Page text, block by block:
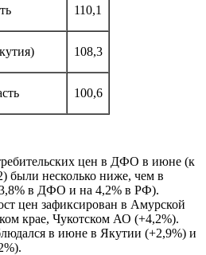
110,1
108,3
100,6
цен в ДФО в июне (к
были несколько ниже, чем в
в ДФО и на 4,2% в РФ).
цен зафиксирован в Амурской
крае, Чукотском АО (+4,2%).
в июне в Якутии (+2,9%) и